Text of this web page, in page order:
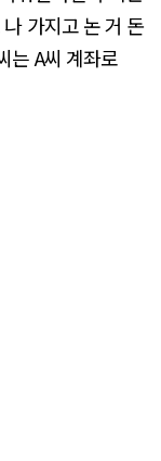
가지고 논 거 돈
는 A씨 계좌로